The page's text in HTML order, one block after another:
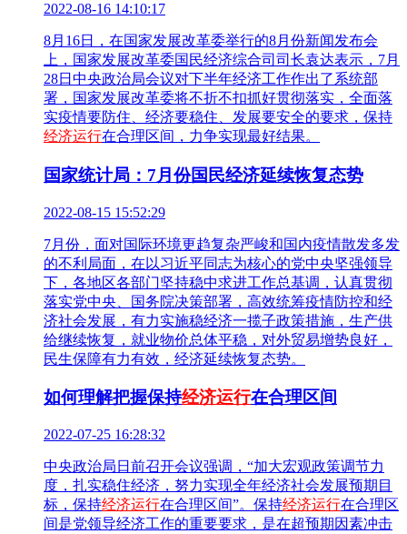
2022-08-16 14:10:17
8月16日，在国家发展改革委举行的8月份新闻发布会
上，国家发展改革委国民经济综合司司长袁达表示，7月
28日中央政治局会议对下半年经济工作作出了系统部
署，国家发展改革委将不折不扣抓好贯彻落实，全面落
实疫情要防住、经济要稳住、发展要安全的要求，保持
经济运行在合理区间，力争实现最好结果。
国家统计局：7月份国民经济延续恢复态势
2022-08-15 15:52:29
7月份，面对国际环境更趋复杂严峻和国内疫情散发多发
的不利局面，在以习近平同志为核心的党中央坚强领导
下，各地区各部门坚持稳中求进工作总基调，认真贯彻
落实党中央、国务院决策部署，高效统筹疫情防控和经
济社会发展，有力实施稳经济一揽子政策措施，生产供
给继续恢复，就业物价总体平稳，对外贸易增势良好，
民生保障有力有效，经济延续恢复态势。
如何理解把握保持经济运行在合理区间
2022-07-25 16:28:32
中央政治局日前召开会议强调，“加大宏观政策调节力
度，扎实稳住经济，努力实现全年经济社会发展预期目
标，保持经济运行在合理区间”。保持经济运行在合理区
间是党领导经济工作的重要要求，是在超预期因素冲击